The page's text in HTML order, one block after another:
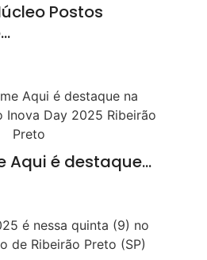
Postos
Aqui é destaque…